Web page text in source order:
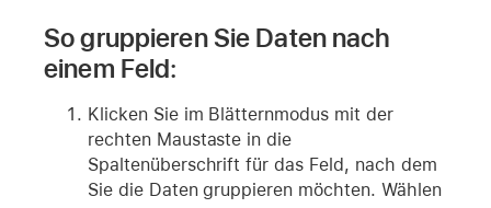
So gruppieren Sie Daten nach
einem Feld:
Klicken Sie im Blätternmodus mit der
rechten Maustaste in die
Spaltenüberschrift für das Feld, nach dem
Sie die Daten gruppieren möchten. Wählen